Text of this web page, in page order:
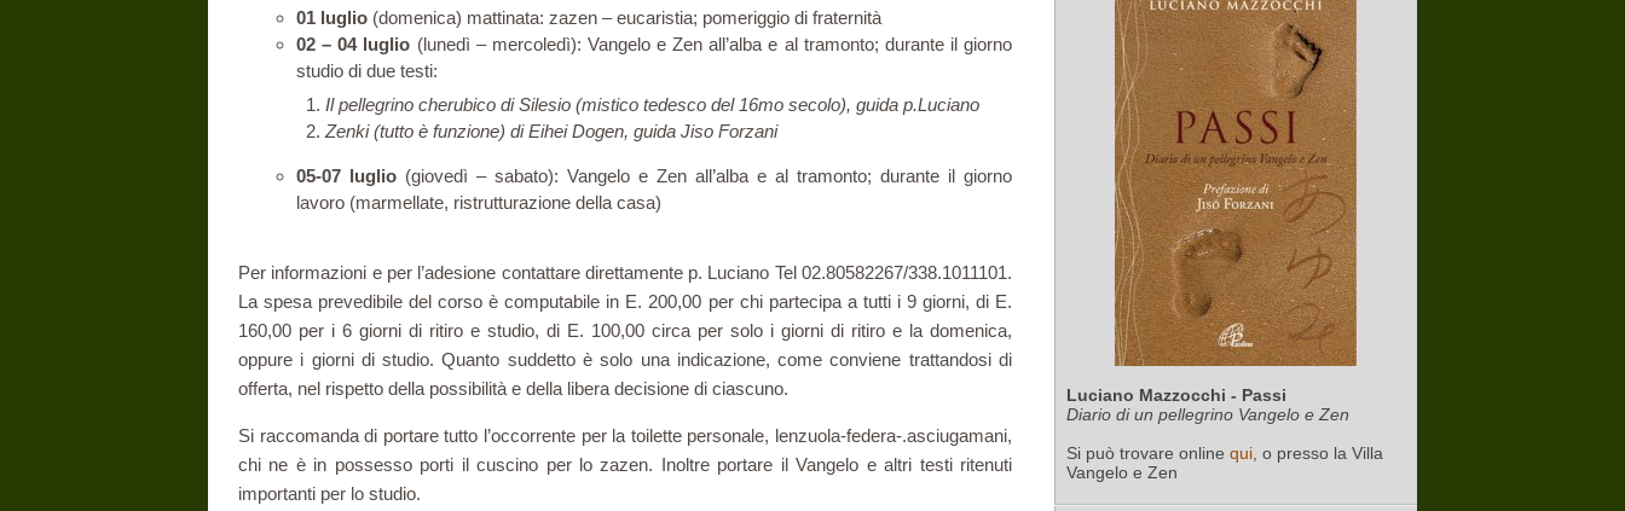
01 luglio (domenica) mattinata: zazen – eucaristia; pomeriggio di fraternità
02 – 04 luglio (lunedì – mercoledì): Vangelo e Zen all’alba e al tramonto; durante il giorno
studio di due testi:
Il pellegrino cherubico di Silesio (mistico tedesco del 16mo secolo), guida p.Luciano
Zenki (tutto è funzione) di Eihei Dogen, guida Jiso Forzani
05-07 luglio (giovedì – sabato): Vangelo e Zen all’alba e al tramonto; durante il giorno
lavoro (marmellate, ristrutturazione della casa)
Per informazioni e per l’adesione contattare direttamente p. Luciano Tel 02.80582267/338.1011101.
La spesa prevedibile del corso è computabile in E. 200,00 per chi partecipa a tutti i 9 giorni, di E.
160,00 per i 6 giorni di ritiro e studio, di E. 100,00 circa per solo i giorni di ritiro e la domenica,
oppure i giorni di studio. Quanto suddetto è solo una indicazione, come conviene trattandosi di
offerta, nel rispetto della possibilità e della libera decisione di ciascuno.
Si raccomanda di portare tutto l’occorrente per la toilette personale, lenzuola-federa-.asciugamani,
chi ne è in possesso porti il cuscino per lo zazen. Inoltre portare il Vangelo e altri testi ritenuti
importanti per lo studio.
Luciano Mazzocchi - Passi
Diario di un pellegrino Vangelo e Zen
Si può trovare online qui , o presso la Villa
Vangelo e Zen